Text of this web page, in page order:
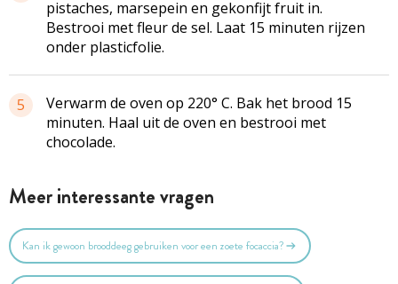
pistaches, marsepein en gekonfijt fruit in.
Bestrooi met fleur de sel. Laat 15 minuten rijzen
onder plasticfolie.
5
Verwarm de oven op 220° C. Bak het brood 15
minuten. Haal uit de oven en bestrooi met
chocolade.
Meer interessante vragen
Kan ik gewoon brooddeeg gebruiken voor een zoete focaccia?